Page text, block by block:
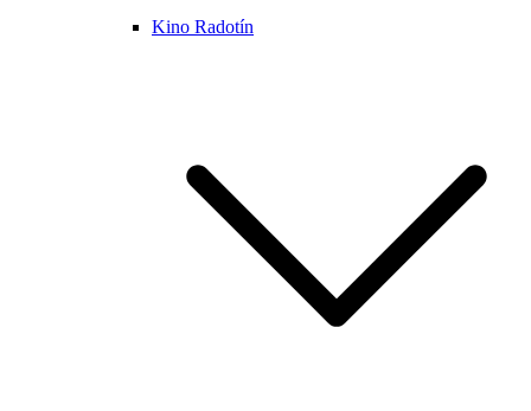
Kino Radotín